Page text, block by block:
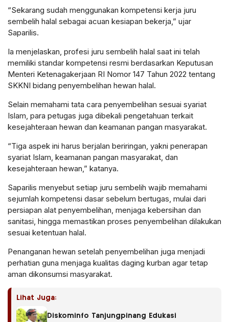
“Sekarang sudah menggunakan kompetensi kerja juru
sembelih halal sebagai acuan kesiapan bekerja,” ujar
Saparilis.
Ia menjelaskan, profesi juru sembelih halal saat ini telah
memiliki standar kompetensi resmi berdasarkan Keputusan
Menteri Ketenagakerjaan RI Nomor 147 Tahun 2022 tentang
SKKNI bidang penyembelihan hewan halal.
Selain memahami tata cara penyembelihan sesuai syariat
Islam, para petugas juga dibekali pengetahuan terkait
kesejahteraan hewan dan keamanan pangan masyarakat.
“Tiga aspek ini harus berjalan beriringan, yakni penerapan
syariat Islam, keamanan pangan masyarakat, dan
kesejahteraan hewan,” katanya.
Saparilis menyebut setiap juru sembelih wajib memahami
sejumlah kompetensi dasar sebelum bertugas, mulai dari
persiapan alat penyembelihan, menjaga kebersihan dan
sanitasi, hingga memastikan proses penyembelihan dilakukan
sesuai ketentuan halal.
Penanganan hewan setelah penyembelihan juga menjadi
perhatian guna menjaga kualitas daging kurban agar tetap
aman dikonsumsi masyarakat.
Lihat Juga:
Diskominfo Tanjungpinang Edukasi